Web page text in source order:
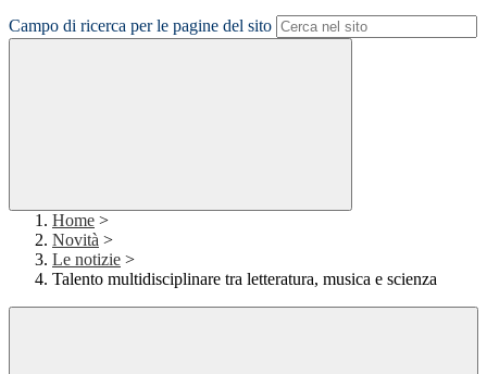
Campo di ricerca per le pagine del sito
Home >
Novità >
Le notizie >
Talento multidisciplinare tra letteratura, musica e scienza